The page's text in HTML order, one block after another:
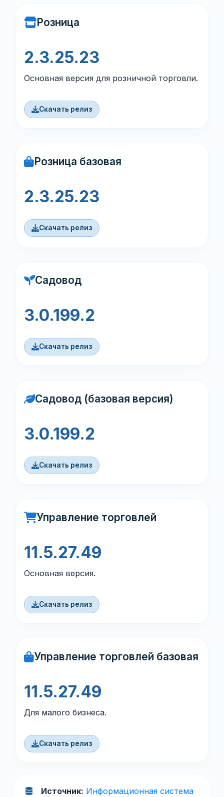
Розница
2.3.25.23
Основная версия для розничной торговли.
Скачать релиз
Розница базовая
2.3.25.23
Скачать релиз
Садовод
3.0.199.2
Скачать релиз
Садовод (базовая версия)
3.0.199.2
Скачать релиз
Управление торговлей
11.5.27.49
Основная версия.
Скачать релиз
Управление торговлей базовая
11.5.27.49
Для малого бизнеса.
Скачать релиз
Источник: Информационная система